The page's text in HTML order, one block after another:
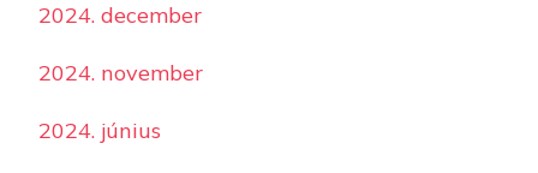
2024. december
2024. november
2024. június